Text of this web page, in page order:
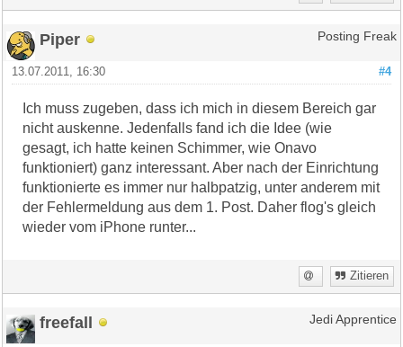
Piper Posting Freak
#4
13.07.2011, 16:30
Ich muss zugeben, dass ich mich in diesem Bereich gar
nicht auskenne. Jedenfalls fand ich die Idee (wie
gesagt, ich hatte keinen Schimmer, wie Onavo
funktioniert) ganz interessant. Aber nach der Einrichtung
funktionierte es immer nur halbpatzig, unter anderem mit
der Fehlermeldung aus dem 1. Post. Daher flog's gleich
wieder vom iPhone runter...
Zitieren
freefall Jedi Apprentice